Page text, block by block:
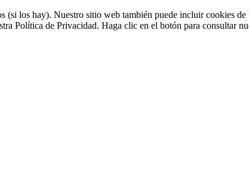
los hay). Nuestro sitio web también puede incluir cookies
Política de Privacidad. Haga clic en el botón para consultar